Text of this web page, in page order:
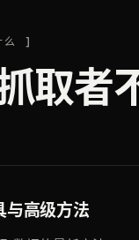
取者
与高级方法